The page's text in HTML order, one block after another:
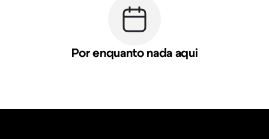
Por enquanto nada aqui